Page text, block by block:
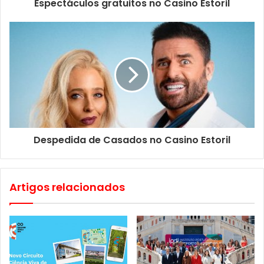
— Garantir uma célere investigação e determinação das
causas dos incêndios rurais, analisando todas estas
ocorrências, compreendendo as suas causas de forma a
conhecer o fenómeno regional subjacente às ignições,
direcionando posteriormente as ações de vigilância e
deteção, otimizando as valências disponíveis.
A severidade dos incêndios rurais de 2017 e o seu
impacto dramático constituíram um ponto de viragem na
definição e implementação de estratégias que visam
assegurar uma eficiente Defesa da Floresta Contra
A floresta do continente é dominada por espécies
autóctones, salientando-se os montados de sobreiros e
azinheiras (cerca de 36% do total) e os pinheiros (cerca de
30%). Os eucaliptais ocupam 26% da superfície florestal e
Espectáculos gratuitos no Casino Estoril
Despedida de Casados no Casino Estoril
Artigos relacionados